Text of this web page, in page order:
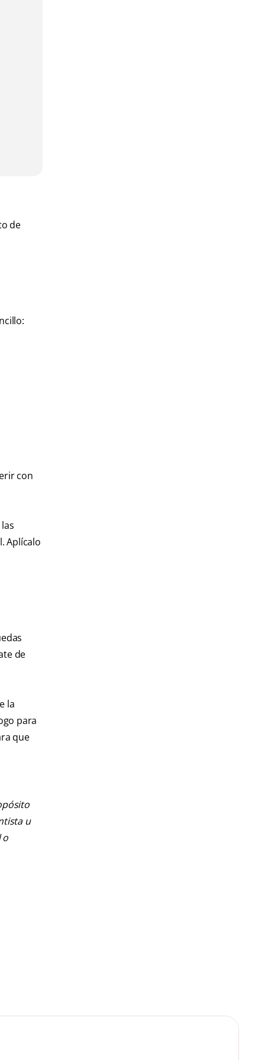
de
con
Aplícalo
de
la
para
que
u
o